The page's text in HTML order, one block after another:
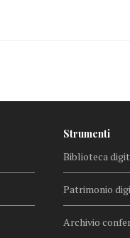
Strumenti
Biblioteca
Patrimonio
Archivio